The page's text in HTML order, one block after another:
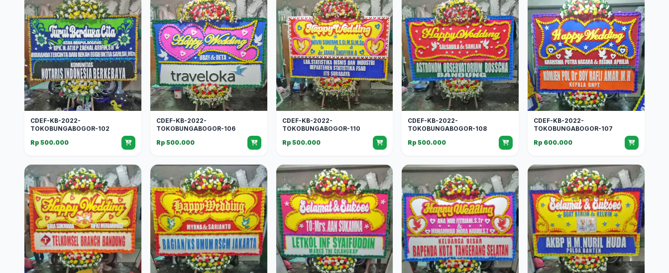
CDEF-KB-2022-
TOKOBUNGABOGOR-102
Rp 500.000
CDEF-KB-2022-
TOKOBUNGABOGOR-106
Rp 500.000
CDEF-KB-2022-
TOKOBUNGABOGOR-110
Rp 500.000
CDEF-KB-2022-
TOKOBUNGABOGOR-108
Rp 500.000
CDEF-KB-2022-
TOKOBUNGABOGOR-107
Rp 600.000